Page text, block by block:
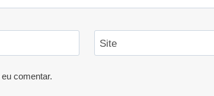
Site
comentar.